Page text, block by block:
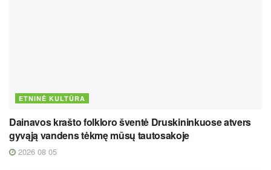
ETNINĖ KULTŪRA
Dainavos krašto folkloro šventė Druskininkuose atvers
gyvąją vandens tėkmę mūsų tautosakoje
2026 08 05